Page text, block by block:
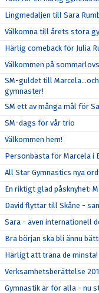
Lingmedaljen till Sara
Välkomna till årets stora
Härlig comeback för Julia
Välkommen på
SM-guldet till
gymnaster!
SM ett av många mål för
SM-dags för vår trio
Välkommen hem!
Personbästa för Marcela i
All Star Gymnastics nya
En riktigt glad påsknyhet:
David flyttar till Skåne -
Sara - även internationell
Bra början ska bli ännu
Härligt att träna de minsta!
Verksamhetsberättelse
Gymnastik är för alla - nu